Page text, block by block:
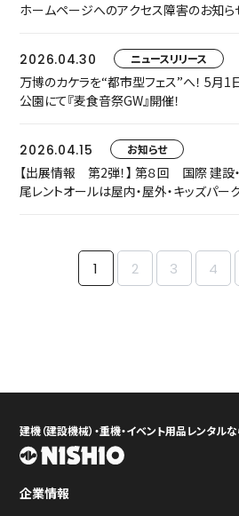
ホームページへのアクセス障害のお知ら
2026.04.30 ニュースリリース
万博のカケラを“都市型フェス”へ！ 5月
公園にて『麦食音祭GW』開催！
2026.04.15 お知らせ
【出展情報 第2弾！】 第８回 国際 建設
尾レントオールは屋内・屋外・キッズパー
1 2 3 4
建機（建設機械）・重機・イベント用品レンタル
企業情報